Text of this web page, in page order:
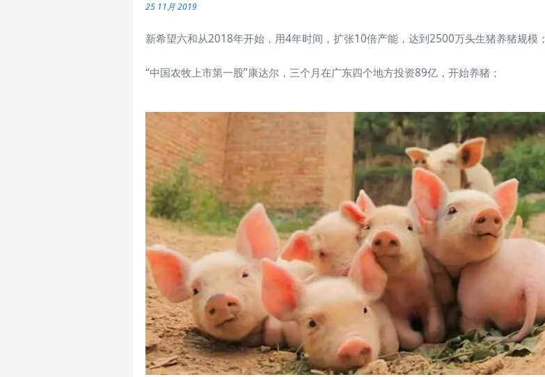
25 11月 2019
新希望六和从2018年开始，用4年时间，扩张10倍产能，达到2500万头生猪养猪规模；
“中国农牧上市第一股”康达尔，三个月在广东四个地方投资89亿，开始养猪；